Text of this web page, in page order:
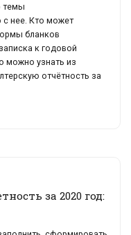
темы
с нее. Кто может
бланков
к годовой
можно узнать из
отчётность за
за 2020 год: